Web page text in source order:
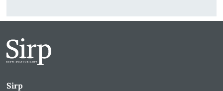
Sirp